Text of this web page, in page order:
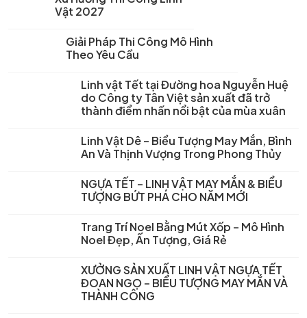
Vật 2027
Giải Pháp Thi Công Mô Hình
Theo Yêu Cầu
Linh vật Tết tại Đường hoa Nguyễn Huệ
do Công ty Tân Việt sản xuất đã trở
thành điểm nhấn nổi bật của mùa xuân
Linh Vật Dê – Biểu Tượng May Mắn, Bình
An Và Thịnh Vượng Trong Phong Thủy
NGỰA TẾT – LINH VẬT MAY MẮN & BIỂU
TƯỢNG BỨT PHÁ CHO NĂM MỚI
Trang Trí Noel Bằng Mút Xốp – Mô Hình
Noel Đẹp, Ấn Tượng, Giá Rẻ
XƯỞNG SẢN XUẤT LINH VẬT NGỰA TẾT
ĐOAN NGỌ – BIỂU TƯỢNG MAY MẮN VÀ
THÀNH CÔNG